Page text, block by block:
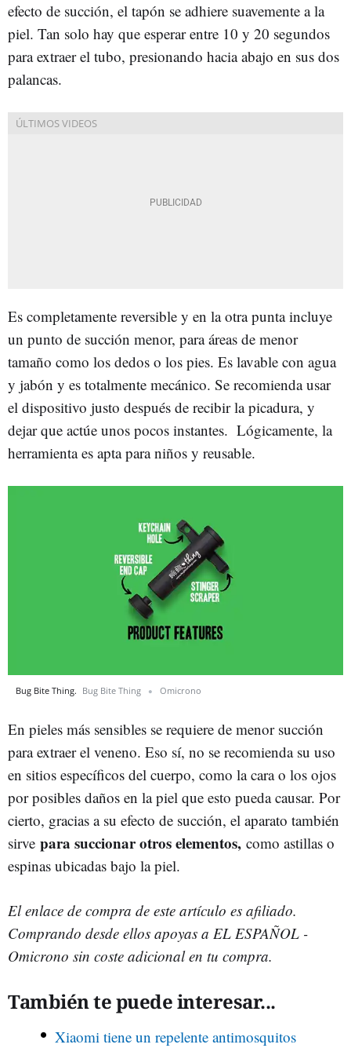
efecto de succión, el tapón se adhiere suavemente a la
piel. Tan solo hay que esperar entre 10 y 20 segundos
para extraer el tubo, presionando hacia abajo en sus dos
palancas.
Es completamente reversible y en la otra punta incluye
un punto de succión menor, para áreas de menor
tamaño como los dedos o los pies. Es lavable con agua
y jabón y es totalmente mecánico. Se recomienda usar
el dispositivo justo después de recibir la picadura, y
dejar que actúe unos pocos instantes. Lógicamente, la
herramienta es apta para niños y reusable.
Bug Bite Thing. Bug Bite Thing Omicrono
En pieles más sensibles se requiere de menor succión
para extraer el veneno. Eso sí, no se recomienda su uso
en sitios específicos del cuerpo, como la cara o los ojos
por posibles daños en la piel que esto pueda causar. Por
cierto, gracias a su efecto de succión, el aparato también
sirve para succionar otros elementos, como astillas o
espinas ubicadas bajo la piel.
El enlace de compra de este artículo es afiliado.
Comprando desde ellos apoyas a EL ESPAÑOL -
Omicrono sin coste adicional en tu compra.
También te puede interesar...
Xiaomi tiene un repelente antimosquitos